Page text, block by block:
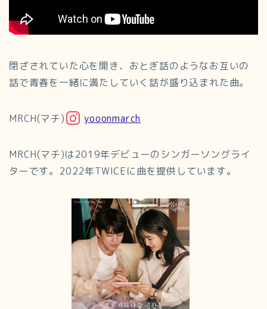
閉ざされていた心を開き、おとぎ話のようなお互いの
話で青春を一緒に満たしていく話が盛り込まれた曲。
MRCH(マチ) yooonmarch
MRCH(マチ)は2019年デビューのシンガーソングライ
ターです。2022年TWICEに曲を提供しています。